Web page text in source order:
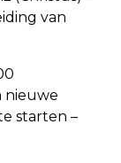
van
nieuwe
starten –